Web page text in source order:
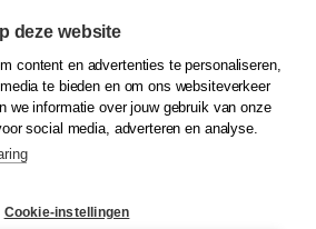
uitgevers
deze website
content en advertenties te personaliseren,
te bieden en om ons websiteverkeer
we informatie over jouw gebruik van onze
social media, adverteren en analyse.
Cookie-instellingen